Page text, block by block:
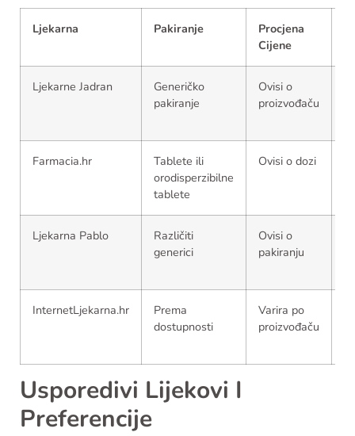
Ljekarna Pakiranje
Procjena
Cijene
Ljekarne Jadran
Generičko
pakiranje
Ovisi o
proizvođaču
Farmacia.hr
Tablete ili
orodisperzibilne
tablete
Ovisi o dozi
Ljekarna Pablo
Različiti
generici
Ovisi o
pakiranju
InternetLjekarna.hr
Prema
dostupnosti
Varira po
proizvođaču
Usporedivi Lijekovi I
Preferencije